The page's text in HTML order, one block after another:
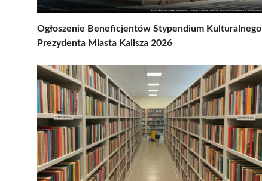
Ogłoszenie Beneficjentów Stypendium Kulturalnego
Prezydenta Miasta Kalisza 2026